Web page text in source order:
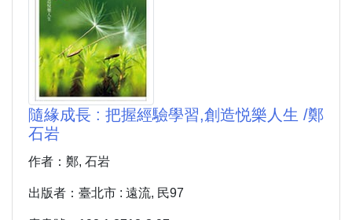
隨緣成長 : 把握經驗學習,創造悦樂人生 /鄭
石岩
作者：鄭, 石岩
出版者：臺北市 : 遠流, 民97